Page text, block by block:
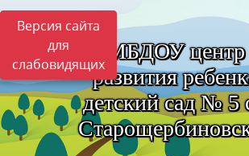
Версия сайта
для
слабовидящих
МБДОУ центр
развития
детский сад № 5